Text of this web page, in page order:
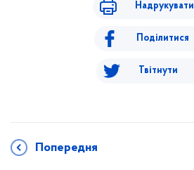
Надрукувати
Поділитися
Твітнути
Попередня